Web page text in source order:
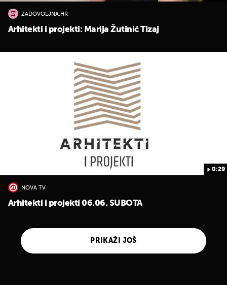
ZADOVOLJNA.HR
Arhitekti i projekti: Marija Žutinić Tizaj
0:29
NOVA TV
Arhitekti i projekti 06.06. SUBOTA
PRIKAŽI JOŠ